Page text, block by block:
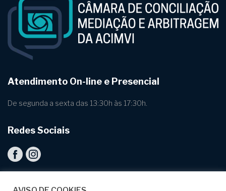
Atendimento On-line e Presencial
De segunda a sexta das 13:30h às 17:30h.
Redes Sociais